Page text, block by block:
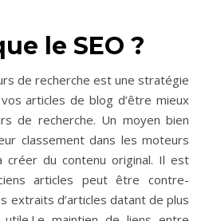
le SEO ?
de recherche est une stratégie
articles de blog d’être mieux
de recherche. Un moyen bien
classement dans les moteurs
créer du contenu original. Il est
articles peut être contre-
extraits d’articles datant de plus